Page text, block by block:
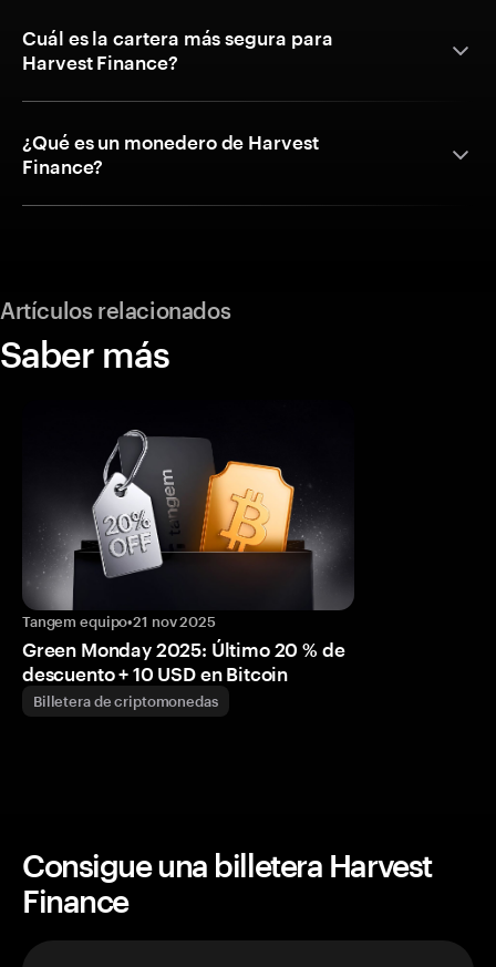
Cuál es la cartera más segura para
Harvest Finance?
¿Qué es un monedero de Harvest
Finance?
Artículos relacionados
Saber más
Tangem equipo•21 nov 2025
Green Monday 2025: Último 20 % de
descuento + 10 USD en Bitcoin
Billetera de criptomonedas
Consigue una billetera Harvest
Finance